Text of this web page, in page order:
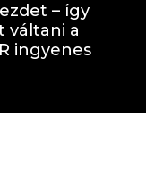
– így
váltani a
ingyenes